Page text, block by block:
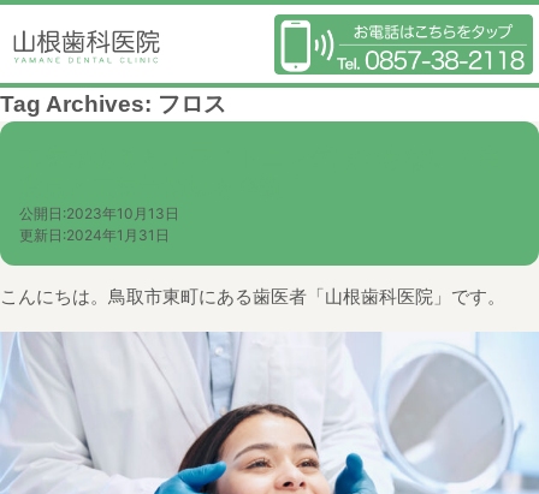
Tag Archives: フロス
公開日:2023年10月13日
更新日:2024年1月31日
こんにちは。鳥取市東町にある歯医者「山根歯科医院」です。